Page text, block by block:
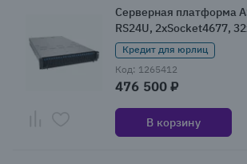
Серверная платформа
RS24U, 2xSocket4677,
HDD HS, Redundant
(90SF01Z1-M008V0)
Кредит для юрлиц
Код: 1265412
476 500 ₽
В корзину